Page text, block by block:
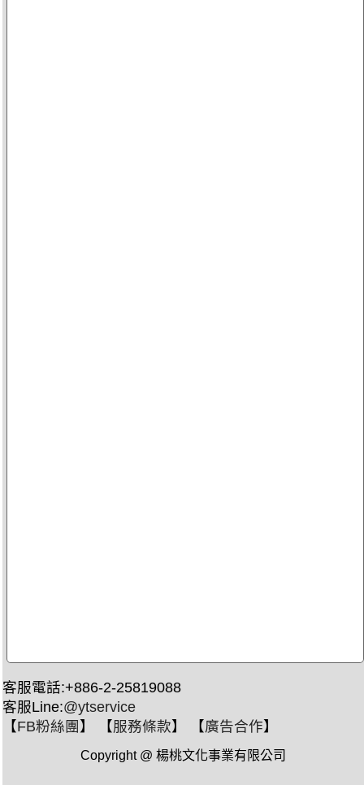
客服電話:+886-2-25819088
客服Line:@ytservice
【FB粉絲團 】 【服務條款】 【廣告合作】
Copyright @ 楊桃文化事業有限公司